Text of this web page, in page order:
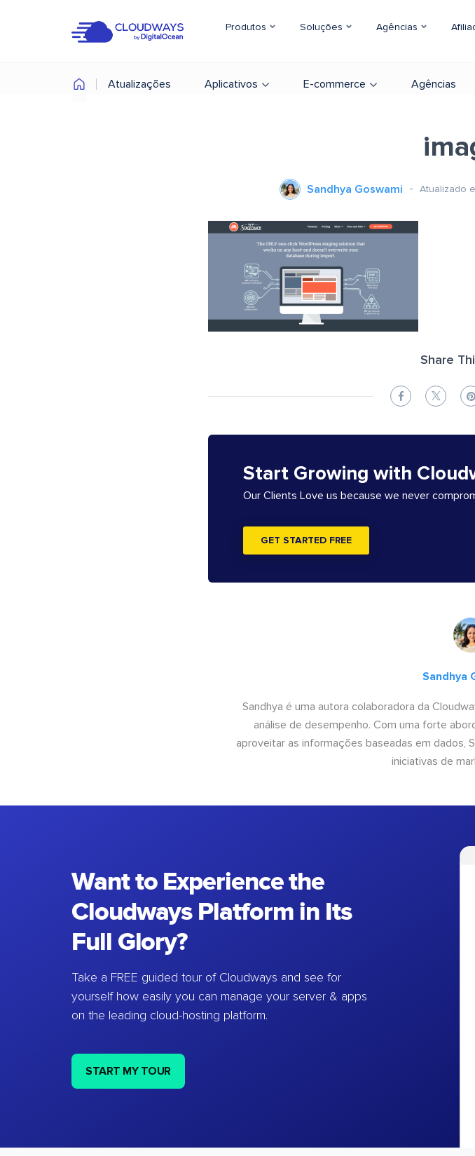
Produtos Soluções Agências
Atualizações Aplicativos E-commerce Agências
Sandhya Goswami Atualizado
Share
Start Growing with
Our Clients Love us because we never
GET STARTED FREE
Sandhya
Sandhya é uma autora colaboradora da
análise de desempenho. Com uma forte
aproveitar as informações baseadas em dados,
iniciativas de
Want to Experience the
Cloudways Platform in Its
Full Glory?
Take a FREE guided tour of Cloudways and see for
yourself how easily you can manage your server & apps
on the leading cloud-hosting platform.
START MY TOUR